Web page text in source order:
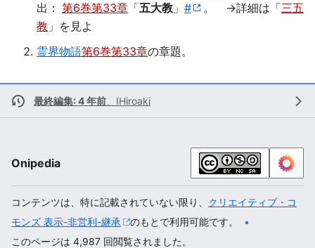
出： 第6巻第33章 「五大教 」 # 。 →詳細は「三五
教 」を見よ
霊界物語第6巻第33章の章題。
最終編集: 4 年前 IHiroaki
Onipedia
コンテンツは、特に記載されていない限り、 クリエイティブ・コ
モンズ 表示-非営利-継承
のもとで利用可能です。
このページは 4,987 回閲覧されました。